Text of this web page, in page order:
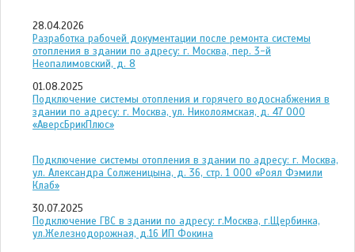
28.04.2026
Разработка рабочей документации после ремонта системы
отопления в здании по адресу: г. Москва, пер. 3-й
Неопалимовский, д. 8
01.08.2025
Подключение системы отопления и горячего водоснабжения в
здании по адресу: г. Москва, ул. Николоямская, д. 47 ООО
«АверсБрикПлюс»
Подключение системы отопления в здании по адресу: г. Москва,
ул. Александра Солженицына, д. 36, стр. 1 ООО «Роял Фэмили
Клаб»
30.07.2025
Подключение ГВС в здании по адресу: г.Москва, г.Щербинка,
ул.Железнодорожная, д.16 ИП Фокина